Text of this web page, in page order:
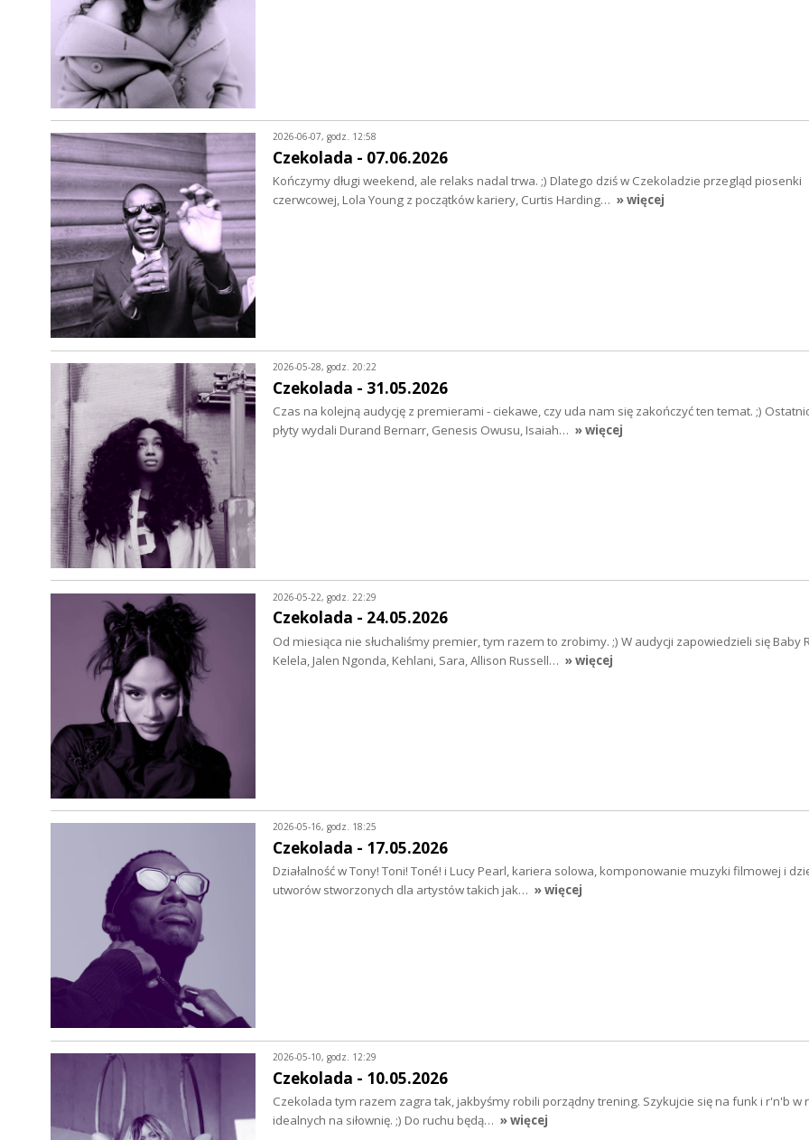
2026-06-07, godz. 12:58
Czekolada - 07.06.2026
Kończymy długi weekend, ale relaks nadal trwa. ;) Dlatego dziś w Czekoladzie przegląd piosenki
czerwcowej, Lola Young z początków kariery, Curtis Harding… » więcej
2026-05-28, godz. 20:22
Czekolada - 31.05.2026
Czas na kolejną audycję z premierami - ciekawe, czy uda nam się zakończyć ten temat. ;)
płyty wydali Durand Bernarr, Genesis Owusu, Isaiah… » więcej
2026-05-22, godz. 22:29
Czekolada - 24.05.2026
Od miesiąca nie słuchaliśmy premier, tym razem to zrobimy. ;) W audycji zapowiedzieli się Baby
Kelela, Jalen Ngonda, Kehlani, Sara, Allison Russell… » więcej
2026-05-16, godz. 18:25
Czekolada - 17.05.2026
Działalność w Tony! Toni! Toné! i Lucy Pearl, kariera solowa, komponowanie muzyki filmowej i
utworów stworzonych dla artystów takich jak… » więcej
2026-05-10, godz. 12:29
Czekolada - 10.05.2026
Czekolada tym razem zagra tak, jakbyśmy robili porządny trening. Szykujcie się na funk i r'n'b w
idealnych na siłownię. ;) Do ruchu będą… » więcej